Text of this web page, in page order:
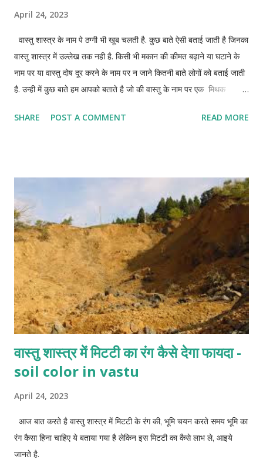
April 24, 2023
वास्तु शास्त्र के नाम पे ठग्गी भी खूब चलती है. कुछ बाते ऐसी बताई जाती है जिनका
वास्तु शास्त्र में उल्लेख तक नही है. किसी भी मकान की कीमत बढ़ाने या घटाने के
नाम पर या वास्तु दोष दूर करने के नाम पर न जाने कितनी बाते लोगों को बताई जाती
है. उन्ही में कुछ बाते हम आपको बताते है जो की वास्तु के नाम पर एक मिथक
SHARE POST A COMMENT READ MORE
वास्तु शास्त्र में मिटटी का रंग कैसे देगा फायदा -
soil color in vastu
April 24, 2023
आज बात करते है वास्तु शास्त्र में मिटटी के रंग की, भूमि चयन करते समय भूमि का
रंग कैसा हिना चाहिए ये बताया गया है लेकिन इस मिटटी का कैसे लाभ ले, आइये
जानते है.